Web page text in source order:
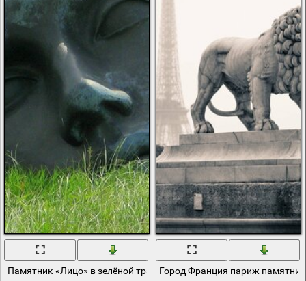
Памятник «Лицо» в зелёной травеГород Франция париж